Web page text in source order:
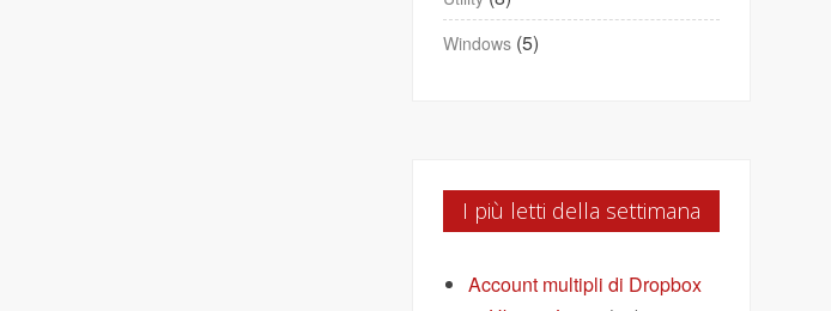
Windows (5)
I più letti della settimana
Account multipli di Dropbox